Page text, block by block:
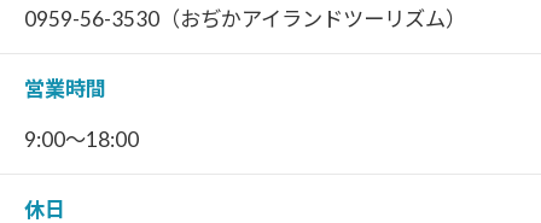
0959-56-3530（おぢかアイランドツーリズム）
営業時間
9:00～18:00
休日